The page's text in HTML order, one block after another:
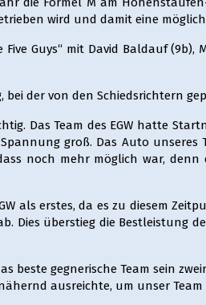
wird und damit eine
Five Guys“ mit David Baldauf
bei der von den Schiedsrichtern
Das Team des EGW hatte
groß. Das Auto
noch mehr möglich war,
als erstes, da es zu diesem
Dies überstieg die Bestleistung
beste gegnerische Team sein
ausreichte, um unser